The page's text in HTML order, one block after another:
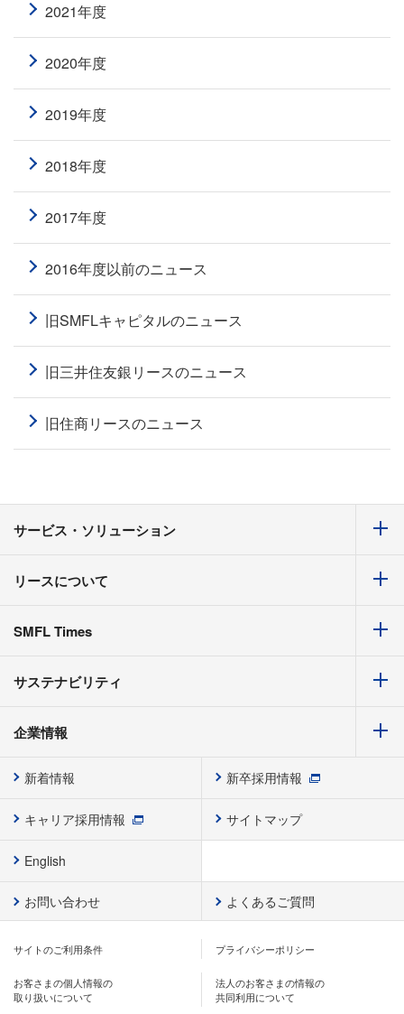
2021年度
2020年度
2019年度
2018年度
2017年度
2016年度以前のニュース
旧SMFLキャピタルのニュース
旧三井住友銀リースのニュース
旧住商リースのニュース
サービス・ソリューション
リースについて
SMFL Times
サステナビリティ
企業情報
新着情報 新卒採用情報
キャリア採用情報 サイトマップ
English
お問い合わせ よくあるご質問
サイトのご利用条件 プライバシーポリシー
お客さまの個人情報の
取り扱いについて
法人のお客さまの情報の
共同利用について